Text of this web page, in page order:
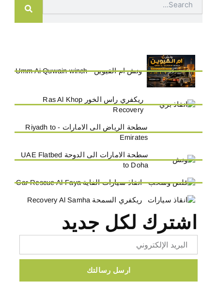
ونش ام القيوين - Umm Ai Quwain winch
ريكفري راس الخور Ras Al Khop
Recovery
سطحة الرياض الى الامارات - Riyadh to
Emirates
سطحة الامارات الى الدوحة UAE Flatbed
to Doha
انقاذ سيارات الفاية Car Rescue Al-Faya
ريكفري السمحة Recovery Al Samha
اشترك لكل جديد
ارسل رسالتك